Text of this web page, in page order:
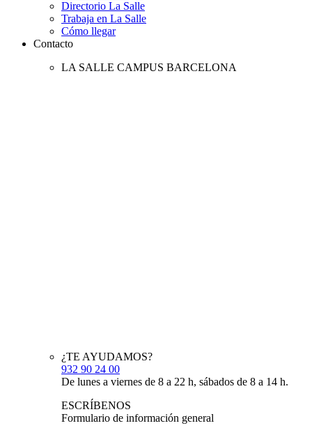
Directorio La Salle
Trabaja en La Salle
Cómo llegar
Contacto
LA SALLE CAMPUS BARCELONA
¿TE AYUDAMOS?
932 90 24 00
De lunes a viernes de 8 a 22 h, sábados de 8 a 14 h.
ESCRÍBENOS
Formulario de información general